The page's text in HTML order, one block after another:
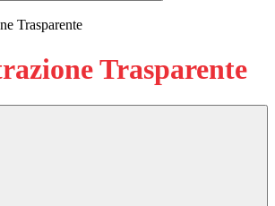
Trasparente
Trasparente